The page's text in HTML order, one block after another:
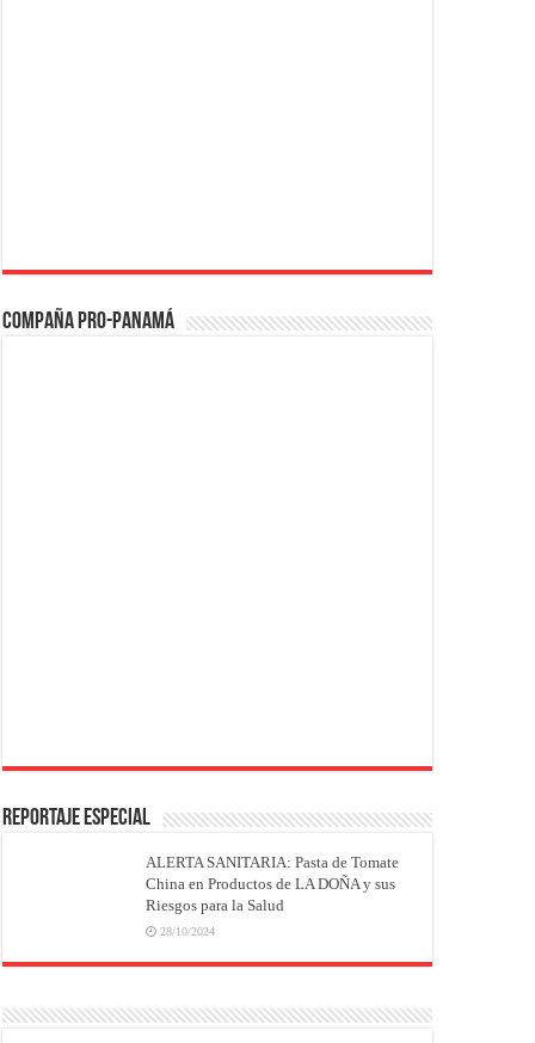
Compaña PRO-Panamá
REPORTAJE ESPECIAL
ALERTA SANITARIA: Pasta de Tomate
China en Productos de LA DOÑA y sus
Riesgos para la Salud
28/10/2024